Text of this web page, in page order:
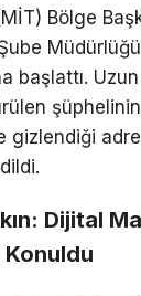
Bölge
başlattı.
gizlendiği
Dijital